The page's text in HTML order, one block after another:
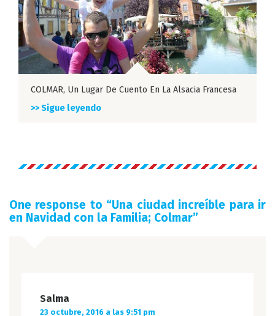
COLMAR, Un Lugar De Cuento En La Alsacia Francesa
>> Sigue leyendo
One response to “Una ciudad increíble para ir
en Navidad con la Familia; Colmar”
Salma
23 octubre, 2016 a las 9:51 pm